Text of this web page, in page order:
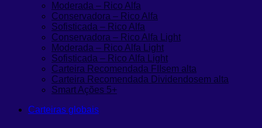
Moderada – Rico Alfa
Conservadora – Rico Alfa
Sofisticada – Rico Alfa
Conservadora – Rico Alfa Light
Moderada – Rico Alfa Light
Sofisticada – Rico Alfa Light
Carteira Recomendada FIIsem alta
Carteira Recomendada Dividendosem alta
Smart Ações 5+
Carteiras globais